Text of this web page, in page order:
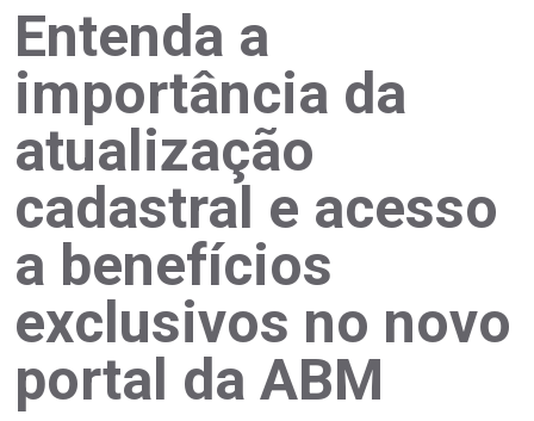
Entenda a
importância da
atualização
cadastral e acesso
a benefícios
exclusivos no novo
portal da ABM